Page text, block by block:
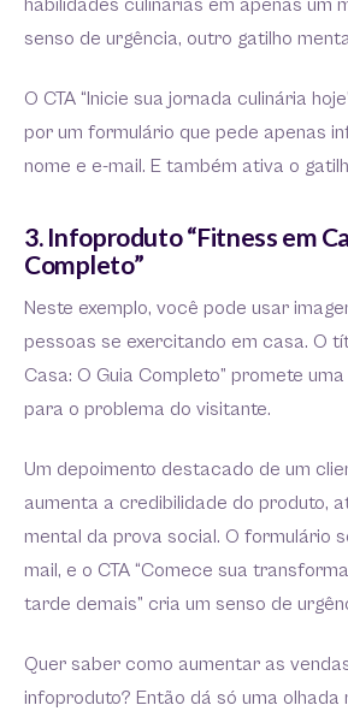
habilidades culinárias em apenas um
senso de urgência, outro gatilho
O CTA “Inicie sua jornada culinária
por um formulário que pede apenas
nome e e-mail. E também ativa o
3. Infoproduto “Fitness em
Completo”
Neste exemplo, você pode usar
pessoas se exercitando em casa. O
Casa: O Guia Completo” promete
para o problema do visitante.
Um depoimento destacado de um
aumenta a credibilidade do produto,
mental da prova social. O formulário
mail, e o CTA “Comece sua
tarde demais” cria um senso de
Quer saber como aumentar as
infoproduto? Então dá só uma olhada